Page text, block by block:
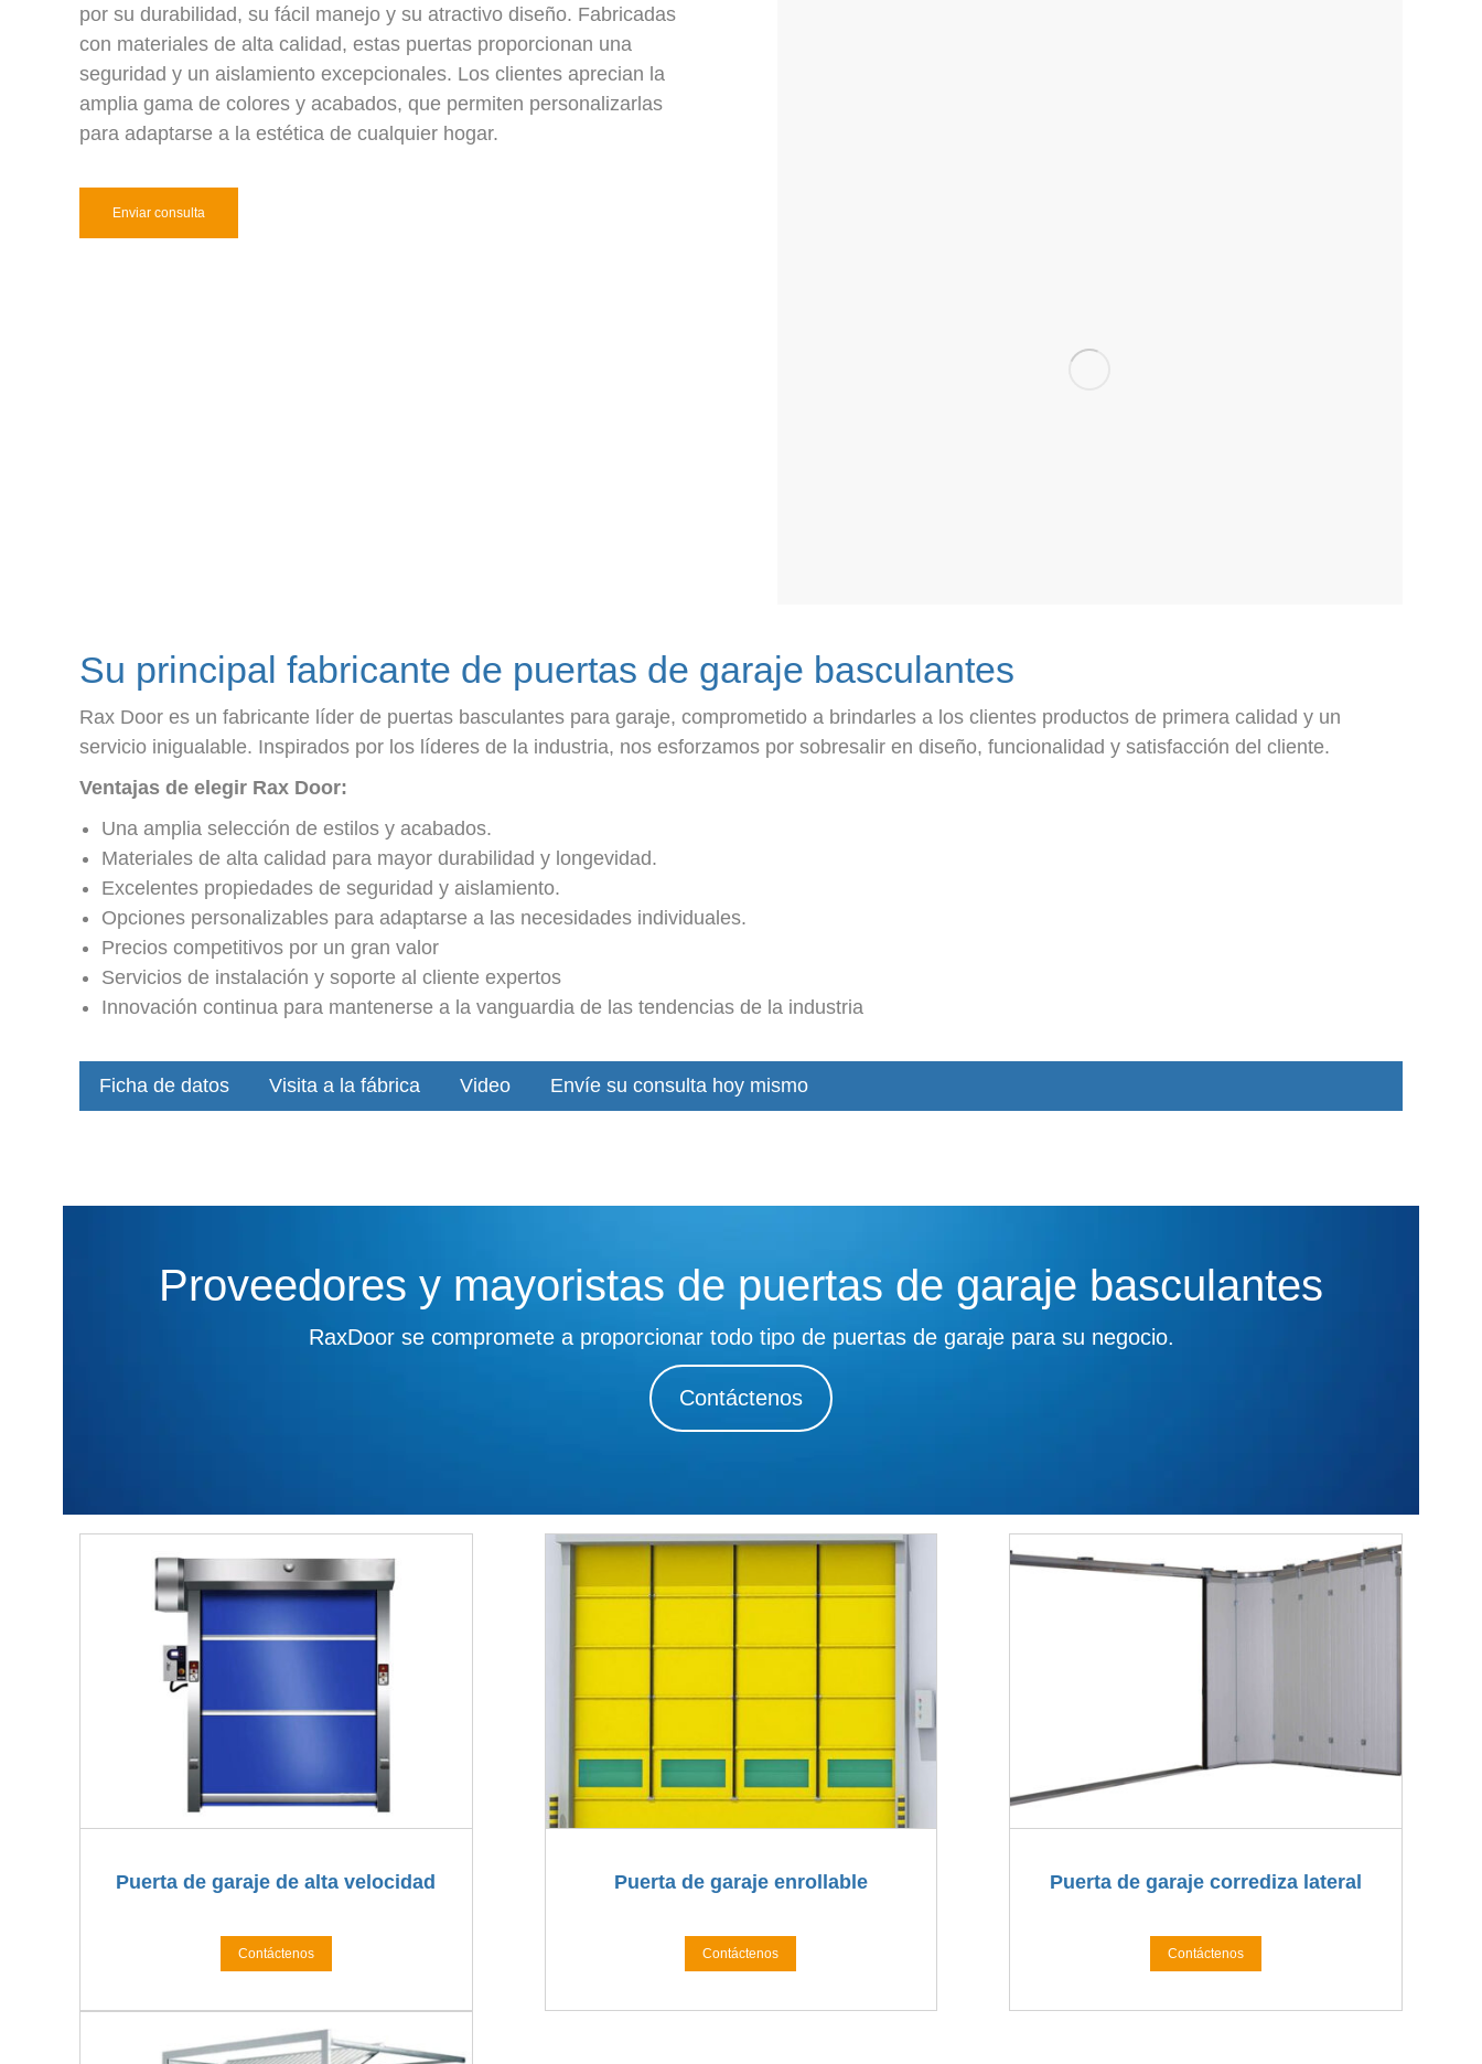
por su durabilidad, su fácil manejo y su atractivo diseño. Fabricadas
con materiales de alta calidad, estas puertas proporcionan una
seguridad y un aislamiento excepcionales. Los clientes aprecian la
amplia gama de colores y acabados, que permiten personalizarlas
para adaptarse a la estética de cualquier hogar.
Enviar consulta
Su principal fabricante de puertas de garaje basculantes
Rax Door es un fabricante líder de puertas basculantes para garaje, comprometido a brindarles a los clientes productos de primera calidad y un
servicio inigualable. Inspirados por los líderes de la industria, nos esforzamos por sobresalir en diseño, funcionalidad y satisfacción del cliente.
Ventajas de elegir Rax Door:
Una amplia selección de estilos y acabados.
Materiales de alta calidad para mayor durabilidad y longevidad.
Excelentes propiedades de seguridad y aislamiento.
Opciones personalizables para adaptarse a las necesidades individuales.
Precios competitivos por un gran valor
Servicios de instalación y soporte al cliente expertos
Innovación continua para mantenerse a la vanguardia de las tendencias de la industria
Ficha de datos Visita a la fábrica Video Envíe su consulta hoy mismo
Proveedores y mayoristas de puertas de garaje basculantes
RaxDoor se compromete a proporcionar todo tipo de puertas de garaje para su negocio.
Contáctenos
Puerta de garaje de alta velocidad
Contáctenos
Puerta de garaje enrollable
Contáctenos
Puerta de garaje corrediza lateral
Contáctenos